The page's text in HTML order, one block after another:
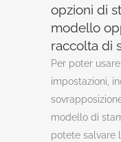
opzioni di
modello
raccolta di
Per poter
impostazioni,
modello di
potete salvare